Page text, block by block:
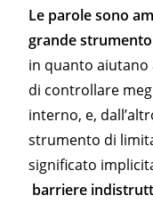
Le parole sono
grande
in quanto aiutano
di controllare
interno, e,
strumento di
significato
barriere